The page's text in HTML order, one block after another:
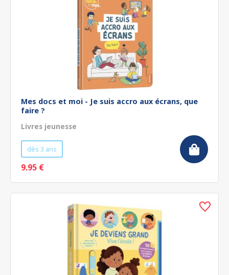
Mes docs et moi - Je suis accro aux écrans, que
faire ?
Livres jeunesse
dès 3 ans
9.95 €